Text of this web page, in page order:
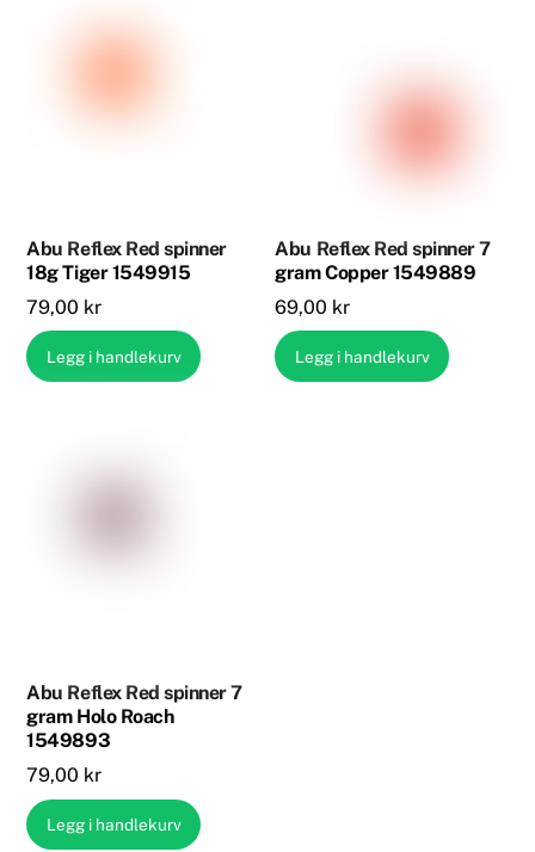
Abu Reflex Red spinner
18g Tiger 1549915
79,00 kr
Legg i handlekurv
Abu Reflex Red spinner 7
gram Copper 1549889
69,00 kr
Legg i handlekurv
Abu Reflex Red spinner 7
gram Holo Roach
1549893
79,00 kr
Legg i handlekurv